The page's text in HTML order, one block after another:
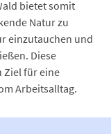
bietet somit
Natur zu
einzutauchen und
Diese
Ziel für eine
Arbeitsalltag.